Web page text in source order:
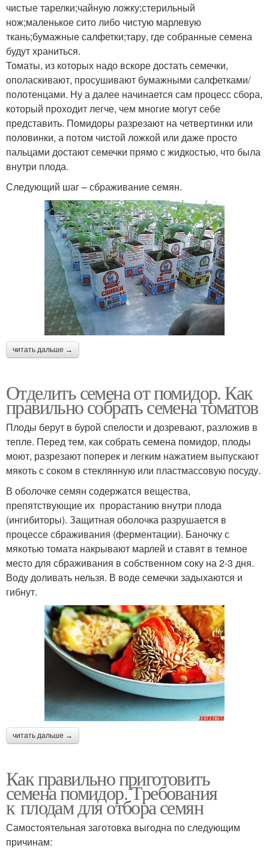
чистые тарелки;чайную ложку;стерильный
нож;маленькое сито либо чистую марлевую
ткань;бумажные салфетки;тару, где собранные семена
будут храниться.
Томаты, из которых надо вскоре достать семечки,
ополаскивают, просушивают бумажными салфетками/
полотенцами. Ну а далее начинается сам процесс сбора,
который проходит легче, чем многие могут себе
представить. Помидоры разрезают на четвертинки или
половинки, а потом чистой ложкой или даже просто
пальцами достают семечки прямо с жидкостью, что была
внутри плода.
Следующий шаг – сбраживание семян.
читать дальше →
Отделить семена от помидор. Как
правильно собрать семена томатов
Плоды берут в бурой спелости и дозревают, разложив в
тепле. Перед тем, как собрать семена помидор, плоды
моют, разрезают поперек и легким нажатием выпускают
мякоть с соком в стеклянную или пластмассовую посуду.
В оболочке семян содержатся вещества,
препятствующие их прорастанию внутри плода
(ингибиторы). Защитная оболочка разрушается в
процессе сбраживания (ферментации). Баночку с
мякотью томата накрывают марлей и ставят в темное
место для сбраживания в собственном соку на 2-3 дня.
Воду доливать нельзя. В воде семечки задыхаются и
гибнут.
читать дальше →
Как правильно приготовить
семена помидор. Требования
к плодам для отбора семян
Самостоятельная заготовка выгодна по следующим
причинам: